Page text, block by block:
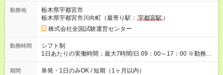
河合塾模擬試験 8:30～17:30（休憩1時間） 時給1,300円×8時間
＝日収10,400円＋交通費 ※当日の役割により時給＋100円の場
合あり ・国家試験 7:00～13:30（休憩なし） 時給1,300円（役
割手当＋100円）×6時間＝日収8,400円＋交通費 【試用期間】試
用期間なし
勤務地
栃木県宇都宮市
栃木県宇都宮市川向町（最寄り駅： 宇都宮駅 ）
株式会社全国試験運営センター
勤務時間
シフト制
1日あたりの実働時間：最大7時間/日 09：00～17：00 ※勤務時
間は 試験により異なります。
期間 単発・1日のみOK / 短期（1ヶ月以内）